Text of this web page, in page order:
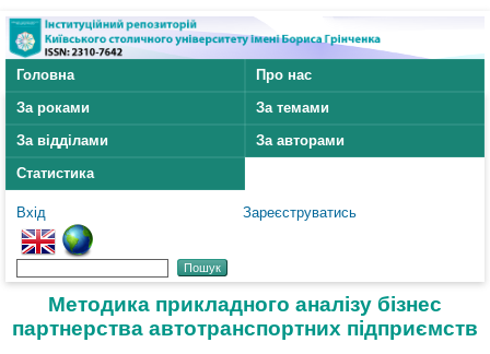
Головна
Про нас
За роками
За темами
За відділами
За авторами
Статистика
Вхід Зареєструватись
Методика прикладного аналізу бізнес
партнерства автотранспортних підприємств